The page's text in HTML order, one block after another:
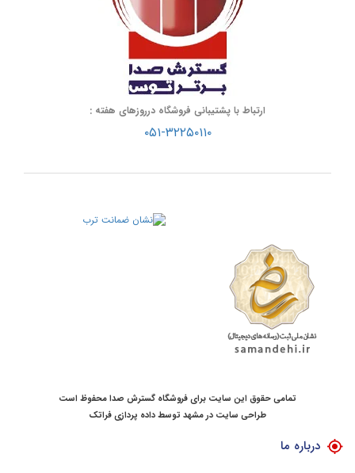
ارتباط با پشتیبانی فروشگاه درروزهای هفته :
۰۵۱-۳۲۲۵۰۱۱۰
تمامی حقوق این سایت برای فروشگاه گسترش صدا محفوظ است
طراحی سایت در مشهد توسطداده پردازی فراتک
درباره ما